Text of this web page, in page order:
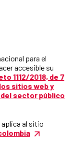
para el
accesible su
1112/2018, de 7
sitios web y
sector público
aplica al sitio